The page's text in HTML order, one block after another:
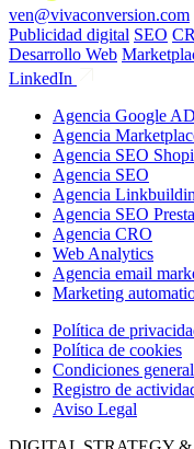
ven@vivaconversion.com
Publicidad digital SEO
Desarrollo Web
LinkedIn
Agencia Google
Agencia
Agencia SEO
Agencia SEO
Agencia
Agencia SEO
Agencia CRO
Web Analytics
Agencia email
Marketing
Política de
Política de cookies
Condiciones
Registro de
Aviso Legal